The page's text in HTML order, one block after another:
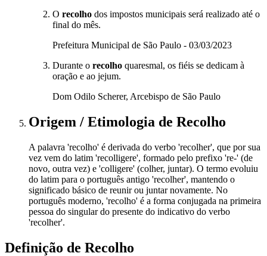
O recolho dos impostos municipais será realizado até o
final do mês.
Prefeitura Municipal de São Paulo - 03/03/2023
Durante o recolho quaresmal, os fiéis se dedicam à
oração e ao jejum.
Dom Odilo Scherer, Arcebispo de São Paulo
Origem / Etimologia de Recolho
A palavra 'recolho' é derivada do verbo 'recolher', que por sua
vez vem do latim 'recolligere', formado pelo prefixo 're-' (de
novo, outra vez) e 'colligere' (colher, juntar). O termo evoluiu
do latim para o português antigo 'recolher', mantendo o
significado básico de reunir ou juntar novamente. No
português moderno, 'recolho' é a forma conjugada na primeira
pessoa do singular do presente do indicativo do verbo
'recolher'.
Definição de Recolho